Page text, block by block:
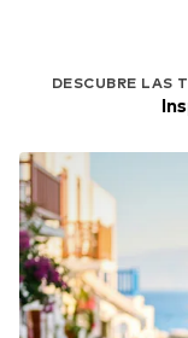
DESCUBRE LAS